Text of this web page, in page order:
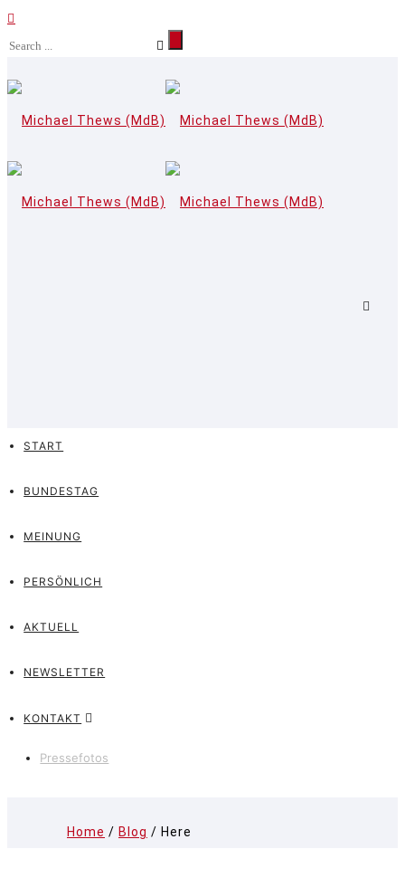
START
BUNDESTAG
MEINUNG
PERSÖNLICH
AKTUELL
NEWSLETTER
KONTAKT
Pressefotos
Home / Blog / Here